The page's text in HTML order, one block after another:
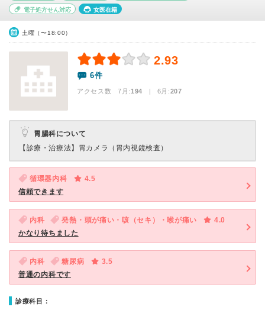
電子処方せん対応 女医在籍
土曜（〜18:00）
2.93
6件
アクセス数 7月:194 | 6月:207
胃腸科について
【診療・治療法】 胃カメラ（胃内視鏡検査）
循環器内科
4.5
信頼できます
内科 発熱・頭が痛い・咳（セキ）・喉が痛い
4.0
かなり待ちました
内科 糖尿病
3.5
普通の内科です
診療科目：